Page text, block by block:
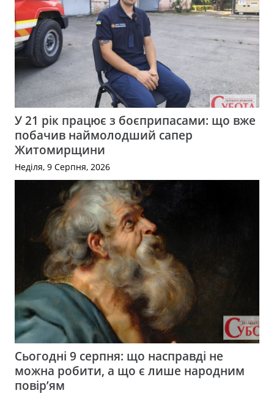
У 21 рік працює з боєприпасами: що вже
побачив наймолодший сапер
Житомирщини
Неділя, 9 Серпня, 2026
Сьогодні 9 серпня: що насправді не
можна робити, а що є лише народним
повір’ям